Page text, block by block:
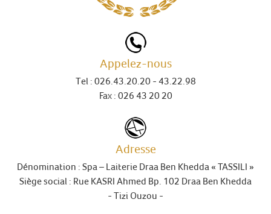
Appelez-nous
Tel : 026.43.20.20- 43.22.98
Fax : 026 43 20 20
Adresse
Dénomination : Spa – Laiterie Draa Ben Khedda « TASSILI »
Siège social : Rue KASRI Ahmed Bp. 102 Draa Ben Khedda
- Tizi Ouzou -